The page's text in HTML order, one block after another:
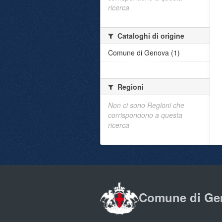
ricerca
Cataloghi di origine
Comune di Genova (1)
Regioni
Non ci sono Regioni che
corrispondono a questa
ricerca
Comune di